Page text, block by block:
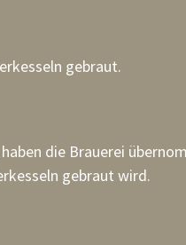
gebraut.
die Brauerei
gebraut wird.